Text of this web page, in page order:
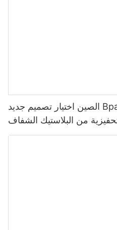
الصين اختيار تصميم جديد Bpa الحرة نصف جالون اللياقة
من البلاستيك الشفاف
مع علامة الوقت والقش